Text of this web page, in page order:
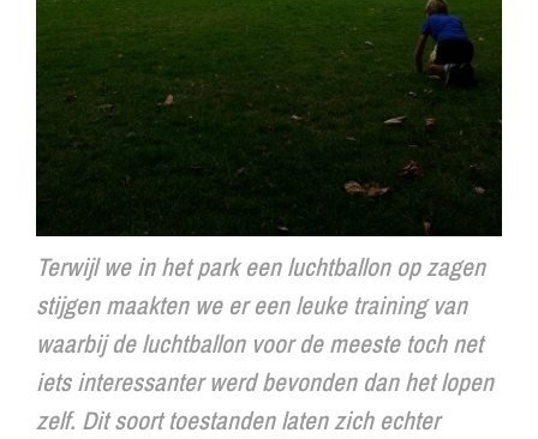
Terwijl we in het park een luchtballon op zagen
stijgen maakten we er een leuke training van
waarbij de luchtballon voor de meeste toch net
iets interessanter werd bevonden dan het lopen
zelf. Dit soort toestanden laten zich echter